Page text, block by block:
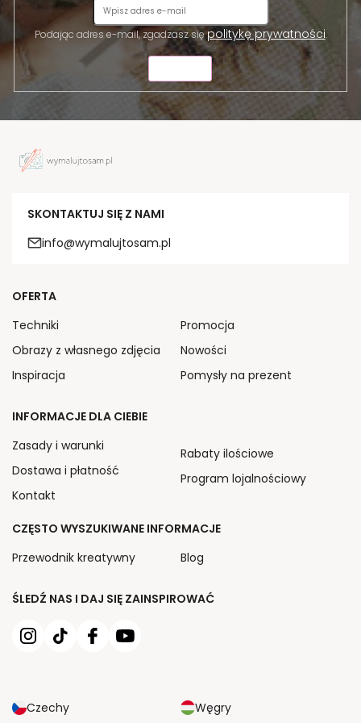
Podając adres e-mail, zgadzasz siępolitykę prywatności.
SKONTAKTUJ SIĘ Z NAMI
info@wymalujtosam.pl
ŚLEDŹ NAS I DAJ SIĘ ZAINSPIROWAĆ
Czechy
Węgry
OFERTA
Techniki
Obrazy z własnego zdjęcia
Inspiracja
Promocja
Nowości
Pomysły na prezent
INFORMACJE DLA CIEBIE
Zasady i warunki
Dostawa i płatność
Kontakt
Rabaty ilościowe
Program lojalnościowy
CZĘSTO WYSZUKIWANE INFORMACJE
Przewodnik kreatywny
Blog